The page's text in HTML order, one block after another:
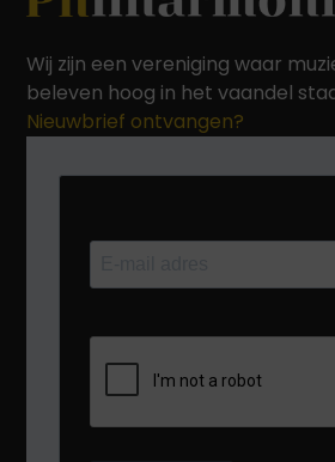
Wij zijn een vereniging waar
beleven hoog in het vaandel
Nieuwbrief ontvangen?